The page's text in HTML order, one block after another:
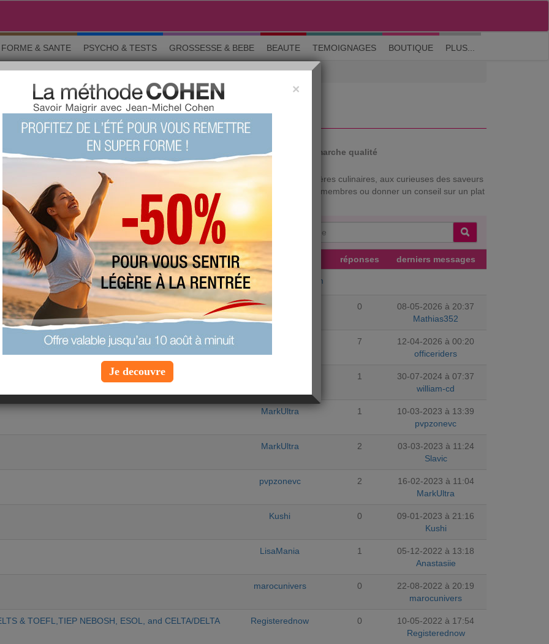
M'inscrire| Me connecter| ? Visite guidée
FORME & SANTE PSYCHO & TESTS GROSSESSE & BEBE BEAUTE TEMOIGNAGES BOUTIQUE PLUS...
DU MONDE
& tests Grossesse Maman & bébé Beauté La communauté Démarche qualité
cuisine du monde et de spécialités exotiques ! Ce forum est dédié aux aventurières culinaires, aux curieuses des saveurs
N'attendez plus pour découvrir des recettes proposées par les autres membres ou donner un conseil sur un plat
des épices et des saveurs tropicales !
Chercher un sujet particulier :
SUJETS réponses derniers messages
equipe-aujourdhuicom
Mathias352 0
08-05-2026 à 20:37
Mathias352
7
12-04-2026 à 00:20
officeriders
1
30-07-2024 à 07:37
william-cd
MarkUltra 1
10-03-2023 à 13:39
pvpzonevc
MarkUltra 2
03-03-2023 à 11:24
Slavic
pvpzonevc 2
16-02-2023 à 11:04
MarkUltra
Kushi 0
09-01-2023 à 21:16
Kushi
LisaMania 1
05-12-2022 à 13:18
Anastasiie
marocunivers 0
22-08-2022 à 20:19
marocunivers
& TOEFL,TIEP NEBOSH, ESOL, and CELTA/DELTA Registerednow 0
10-05-2022 à 17:54
Registerednow
×
Je decouvre